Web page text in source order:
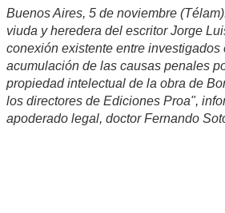
Buenos Aires, 5 de noviembre
viuda y heredera del escritor Jorge
conexión existente entre investigados
acumulación de las causas penales
propiedad intelectual de la obra de
los directores de Ediciones Proa",
apoderado legal, doctor Fernando